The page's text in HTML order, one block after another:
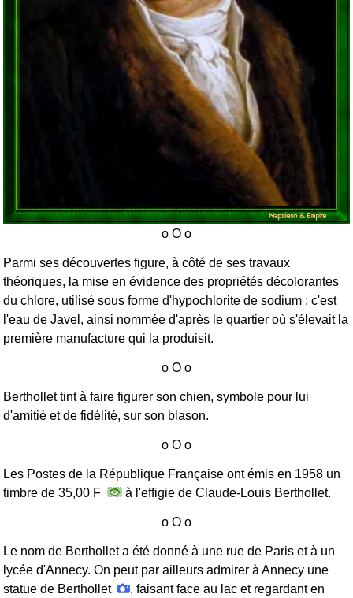
Parmi ses découvertes figure, à côté de ses travaux
théoriques, la mise en évidence des propriétés décolorantes
du chlore, utilisé sous forme d'hypochlorite de sodium : c'est
l'eau de Javel, ainsi nommée d'après le quartier où s'élevait la
première manufacture qui la produisit.
Berthollet tint à faire figurer son chien, symbole pour lui
d'amitié et de fidélité, sur son blason.
Les Postes de la République Française ont émis en 1958 un
timbre de 35,00 F
à l'effigie de Claude-Louis Berthollet.
Le nom de Berthollet a été donné à une rue de Paris et à un
lycée d'Annecy. On peut par ailleurs admirer à Annecy une
statue de Berthollet
, faisant face au lac et regardant en